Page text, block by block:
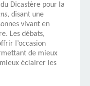
Dicastère pour la
, disant une
vivant en
Les débats,
l’occasion
de mieux
éclairer les